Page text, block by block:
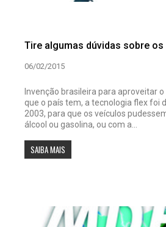
Tire algumas dúvidas sobre
06/02/2015
Invenção brasileira para aproveitar
que o país tem, a tecnologia flex foi
2003, para que os veículos
álcool ou gasolina, ou com a...
SAIBA MAIS